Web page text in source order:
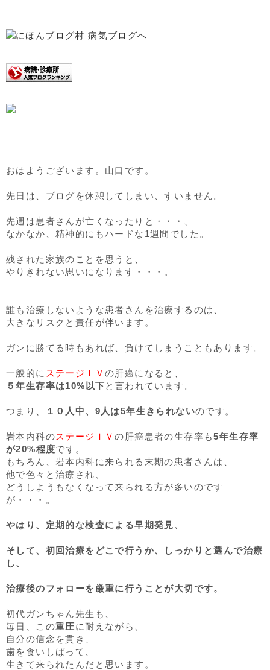
おはようございます。山口です。
先日は、ブログを休憩してしまい、すいません。
先週は患者さんが亡くなったりと・・・、
なかなか、精神的にもハードな1週間でした。
残された家族のことを思うと、
やりきれない思いになります・・・。
誰も治療しないような患者さんを治療するのは、
大きなリスクと責任が伴います。
ガンに勝てる時もあれば、負けてしまうこともあります。
一般的に ステージＩＶの肝癌になると、
５年生存率は10%以下と言われています。
つまり、 １０人中、9人は5年生きられないのです。
岩本内科のステージＩＶの肝癌患者の生存率も5年生存率
が20%程度です。
もちろん、岩本内科に来られる末期の患者さんは、
他で色々と治療され、
どうしようもなくなって来られる方が多いのです
が・・・。
やはり、定期的な検査による早期発見、
そして、初回治療をどこで行うか、しっかりと選んで治療
し、
治療後のフォローを厳重に行うことが大切です。
初代ガンちゃん先生も、
毎日、この重圧に耐えながら、
自分の信念を貫き、
歯を食いしばって、
生きて来られたんだと思います。